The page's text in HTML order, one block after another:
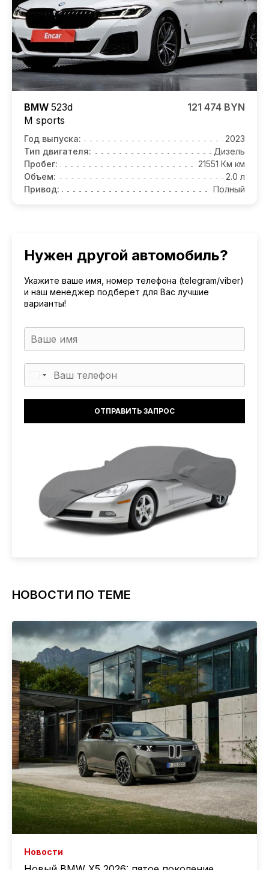
BMW 523d
M sports
121 474 BYN
Год выпуска:
2023
Тип двигателя:
Дизель
Пробег:
21551 Км км
Объем:
2.0 л
Привод:
Полный
Нужен другой автомобиль?
Укажите ваше имя, номер телефона (telegram/viber)
и наш менеджер подберет для Вас лучшие
варианты!
НОВОСТИ ПО ТЕМЕ
Новости